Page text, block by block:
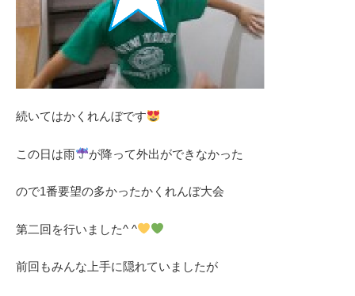
続いてはかくれんぼです
この日は雨 が降って外出ができなかった
ので1番要望の多かったかくれんぼ大会
第二回を行いました^ ^
前回もみんな上手に隠れていましたが